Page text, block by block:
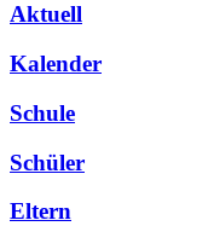
Aktuell
Kalender
Schule
Schüler
Eltern